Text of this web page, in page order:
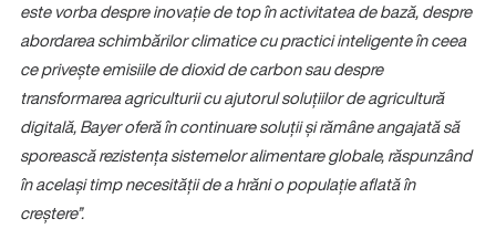
este vorba despre inovație de top în activitatea de bază, despre
abordarea schimbărilor climatice cu practici inteligente în ceea
ce privește emisiile de dioxid de carbon sau despre
transformarea agriculturii cu ajutorul soluțiilor de agricultură
digitală, Bayer oferă în continuare soluții și rămâne angajată să
sporească rezistența sistemelor alimentare globale, răspunzând
în același timp necesității de a hrăni o populație aflată în
creștere”.